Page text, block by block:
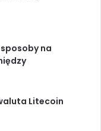
na
Litecoin